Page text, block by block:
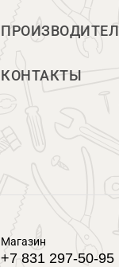
КОНТАКТЫ
Магазин
+7 831 297-50-95